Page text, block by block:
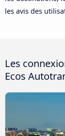
les avis des
Les
Ecos